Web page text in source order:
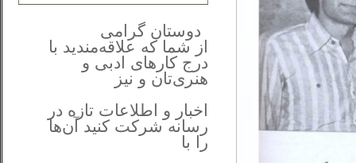
دوستان گرامی
از شما که علاقه‌مندید با
درج کارهای‌ ادبی و
هنری‌تان و نیز
اخبار و اطلاعات تازه در
رسانه شرکت کنید آن‌ها
را با